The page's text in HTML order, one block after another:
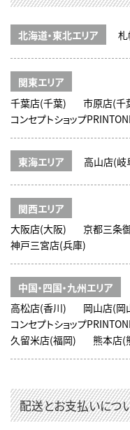
北海道・東北エリア
関東エリア
千葉店(千葉)
市原店(千
コンセプトショップ
東海エリア 高山店(岐
関西エリア
大阪店(大阪)
京都三条
神戸三宮店(兵庫)
中国・四国・九州エリア
高松店(香川)
岡山店(岡
コンセプトショップ
久留米店(福岡)
熊本店(
配送とお支払いにつ